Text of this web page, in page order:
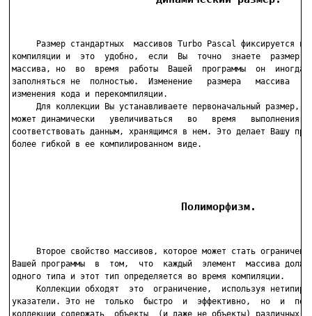
Размер стандартных  массивов Turbo Pascal фиксируется во
компиляции и  это  удобно,  если  Вы  точно  знаете  размер
массива, но  во  время  работы  Вашей  программы  он  иногда
заполняться не  полностью.  Изменение   размера   массива
изменения кода и перекомпиляции.
Для коллекции Вы устанавливаете первоначальный размер,
может динамически   увеличиваться   во   время   выполнения,
соответствовать данным, хранящимся в нем. Это делает Вашу
более гибкой в ее компилированном виде.
                           Полиморфизм.
Второе свойство массивов, которое может стать
Вашей программы  в  том,  что  каждый  элемент  массива
одного типа и этот тип определяется во время компиляции.
Коллекции обходят  это  ограничение,  используя
указатели. Это не  только  быстро  и  эффективно,  но  и
коллекции содержать  объекты  (и даже не объекты) различных